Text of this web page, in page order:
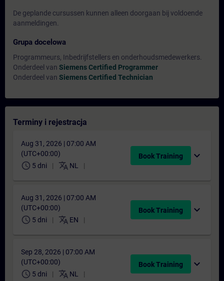
De geplande cursussen kunnen alleen doorgaan bij voldoende
aanmeldingen.
Grupa docelowa
Programmeurs, Inbedrijfstellers en onderhoudsmedewerkers.
Onderdeel van Siemens Certified Programmer
Onderdeel van Siemens Certified Technician
Terminy i rejestracja
Aug 31, 2026 | 07:00 AM
(UTC+00:00)
schedule 5 dni translate NL
Book Training expand_more
Aug 31, 2026 | 07:00 AM
(UTC+00:00)
schedule 5 dni translate EN
Book Training expand_more
Sep 28, 2026 | 07:00 AM
(UTC+00:00)
schedule 5 dni translate NL
Book Training expand_more